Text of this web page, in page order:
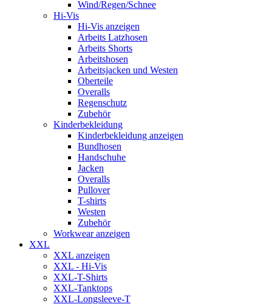
Wind/Regen/Schnee
Hi-Vis
Hi-Vis anzeigen
Arbeits Latzhosen
Arbeits Shorts
Arbeitshosen
Arbeitsjacken und Westen
Oberteile
Overalls
Regenschutz
Zubehör
Kinderbekleidung
Kinderbekleidung anzeigen
Bundhosen
Handschuhe
Jacken
Overalls
Pullover
T-shirts
Westen
Zubehör
Workwear anzeigen
XXL
XXL anzeigen
XXL - Hi-Vis
XXL-T-Shirts
XXL-Tanktops
XXL-Longsleeve-T